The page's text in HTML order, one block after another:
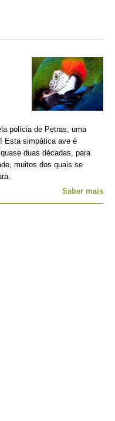
polícia de Petras, uma
Esta simpática ave é
duas décadas, para
muitos dos quais se
Saber mais